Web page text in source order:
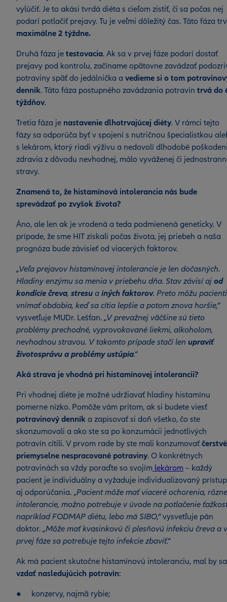
vylúčiť. Je to akási tvrdá diéta s cieľom zistiť, či sa počas nej
podarí potlačiť prejavy. Tu je veľmi dôležitý čas. Táto fáza
maximálne 2 týždne.
Druhá fáza je testovacia. Ak sa v prvej fáze podarí dostať
prejavy pod kontrolu, začíname opätovne zavádzať
potraviny späť do jedálnička a vedieme si o tom
denník. Táto fáza postupného zavádzania potravín trvá do
týždňov.
Tretia fáza je nastavenie dlhotrvajúcej diéty. V rámci tejto
fázy sa odporúča byť v spojení s nutričnou špecialistkou
s lekárom, ktorý riadi výživu a nedovolí dlhodobé
zdravia z dôvodu nevhodnej, málo vyváženej či
stravy.
Znamená to, že histamínová intolerancia nás bude
sprevádzať po zvyšok života?
Áno, ale len ak je vrodená a teda podmienená geneticky. V
prípade, že sme HIT získali počas života, jej priebeh a naša
prognóza bude závisieť od viacerých faktorov.
„Veľa prejavov histamínovej intolerancie je len dočasných.
Hladiny enzýmu sa menia v priebehu dňa. Stav závisí aj od
kondície čreva, stresu a iných faktorov. Preto môžu pacienti
vnímať obdobia, keď sa cítia lepšie a potom znova horšie,“
vysvetľuje MUDr. Lešťan. „V prevažnej väčšine sú tieto
problémy prechodné, vyprovokované liekmi, alkoholom,
nevhodnou stravou. V takomto prípade stačí len upraviť
životosprávu a problémy ustúpia.“
Aká strava je vhodná pri histamínovej intolerancii?
Pri vhodnej diéte je možné udržiavať hladiny histamínu
pomerne nízko. Pomôže vám pritom, ak si budete viesť
potravinový denník a zapisovať si doň všetko, čo ste
skonzumovali a ako ste sa po konzumácii jednotlivých
potravín cítili. V prvom rade by ste mali konzumovať
priemyselne nespracované potraviny. O konkrétnych
potravinách sa vždy poraďte so svojím lekárom – každý
pacient je individuálny a vyžaduje individualizovaný prístup
aj odporúčania. „Pacient môže mať viaceré ochorenia, rôzne
intolerancie, možno potrebuje v úvode na potlačenie
napríklad FODMAP diétu, lebo má SIBO,“vysvetľuje pán
doktor. „Môže mať kvasinkovú či plesňovú infekciu čreva a v
prvej fáze sa potrebuje tejto infekcie zbaviť.“
Ak má pacient skutočne histamínovú intoleranciu, mal by sa
vzdať nasledujúcich potravín:
● konzervy, najmä rybie;